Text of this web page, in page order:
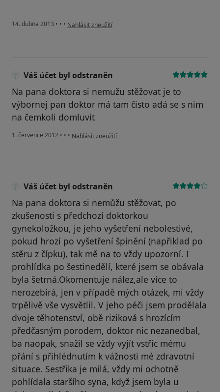
14. dubna 2013 • • • podle názoru uživatele Váš účet byl odstraněn
Nahlásit zneužití
Váš účet byl odstraněn
Na pana doktora si nemužu stěžovat je to
výbornej pan doktor má tam čisto adá se s nim
na čemkoli domluvit
1. července 2012 • • • podle názoru uživatele Váš účet byl odstraněn
Nahlásit zneužití
Váš účet byl odstraněn
Na pana doktora si nemůžu stěžovat, po
zkušenosti s předchozí doktorkou
gynekoložkou, je jeho vyšetření nebolestivé,
pokud hrozí po vyšetření špinění (napřiklad po
stěru z čípku), tak mě na to vždy upozorní. I
prohlídka po šestinedělí, které jsem se obávala
byla šetrná.Okomentuje nález,ale více to
nerozebírá, jen v případě mých otázek, mi vždy
trpělivě vše vysvětlil. V jeho péči jsem prodělala
dvoje těhotenství, obě riziková s hrozícím
předčasným porodem, doktor nic nezanedbal,
ba naopak, snažil se vždy vyjít vstříc mému
přání s přihlédnutím k vážnosti mé zdravotní
situace. Sestřika je milá, vždy mi ochotně
pohlídala staršího syna, když jsem byla u